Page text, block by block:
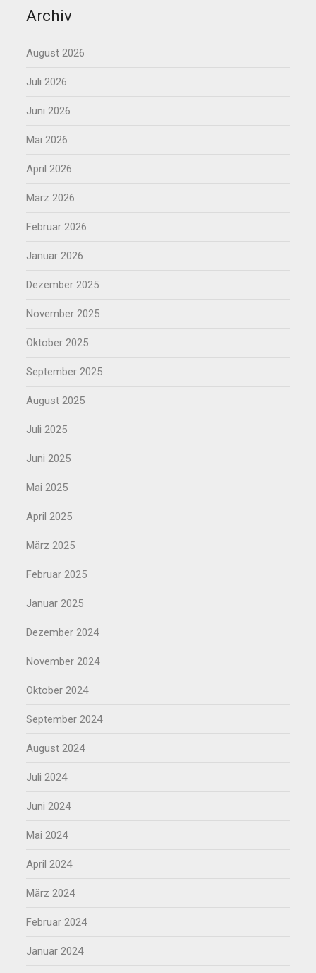
Archiv
August 2026
Juli 2026
Juni 2026
Mai 2026
April 2026
März 2026
Februar 2026
Januar 2026
Dezember 2025
November 2025
Oktober 2025
September 2025
August 2025
Juli 2025
Juni 2025
Mai 2025
April 2025
März 2025
Februar 2025
Januar 2025
Dezember 2024
November 2024
Oktober 2024
September 2024
August 2024
Juli 2024
Juni 2024
Mai 2024
April 2024
März 2024
Februar 2024
Januar 2024